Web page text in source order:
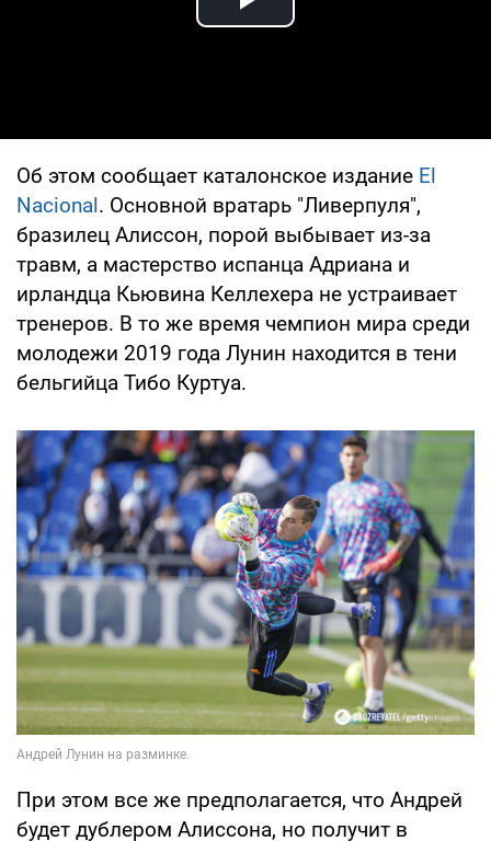
Play Video
Об этом сообщает каталонское издание El
Nacional. Основной вратарь "Ливерпуля",
бразилец Алиссон, порой выбывает из-за
травм, а мастерство испанца Адриана и
ирландца Кьювина Келлехера не устраивает
тренеров. В то же время чемпион мира среди
молодежи 2019 года Лунин находится в тени
бельгийца Тибо Куртуа.
При этом все же предполагается, что Андрей
будет дублером Алиссона, но получит в